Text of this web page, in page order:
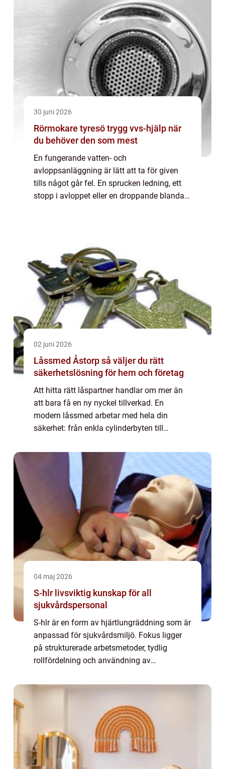
30 juni 2026
Rörmokare tyresö trygg vvs-hjälp när
du behöver den som mest
En fungerande vatten- och
avloppsanläggning är lätt att ta för given
tills något går fel. En sprucken ledning, ett
stopp i avloppet eller en droppande blandare
02 juni 2026
Låssmed Åstorp så väljer du rätt
säkerhetslösning för hem och företag
Att hitta rätt låspartner handlar om mer än
att bara få en ny nyckel tillverkad. En
modern låssmed arbetar med hela din
säkerhet: från enkla cylinderbyten till
säkra förvaringslösningar. För boende och
04 maj 2026
S-hlr livsviktig kunskap för all
sjukvårdspersonal
S-hlr är en form av hjärtlungräddning som är
anpassad för sjukvårdsmiljö. Fokus ligger
på strukturerade arbetsmetoder, tydlig
rollfördelning och användning av
att snabbt starta effektiva livräddande